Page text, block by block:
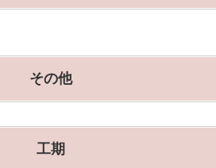
その他
工期